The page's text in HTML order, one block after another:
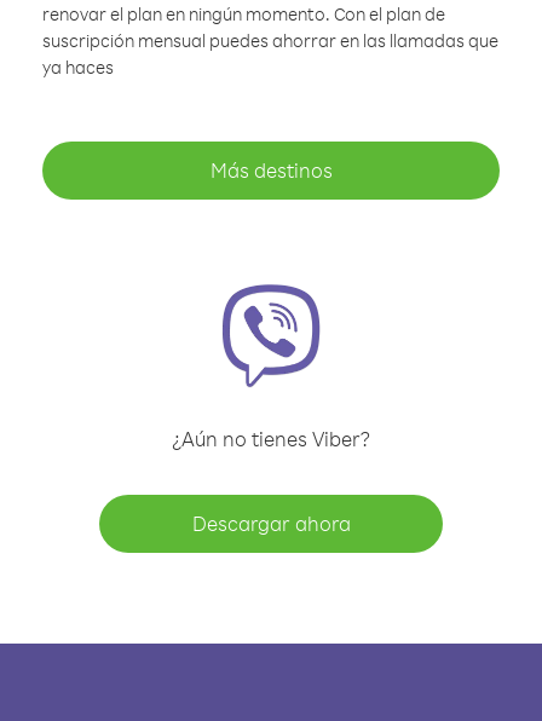
renovar el plan en ningún momento. Con el plan de
suscripción mensual puedes ahorrar en las llamadas que
ya haces
Más destinos
¿Aún no tienes Viber?
Descargar ahora